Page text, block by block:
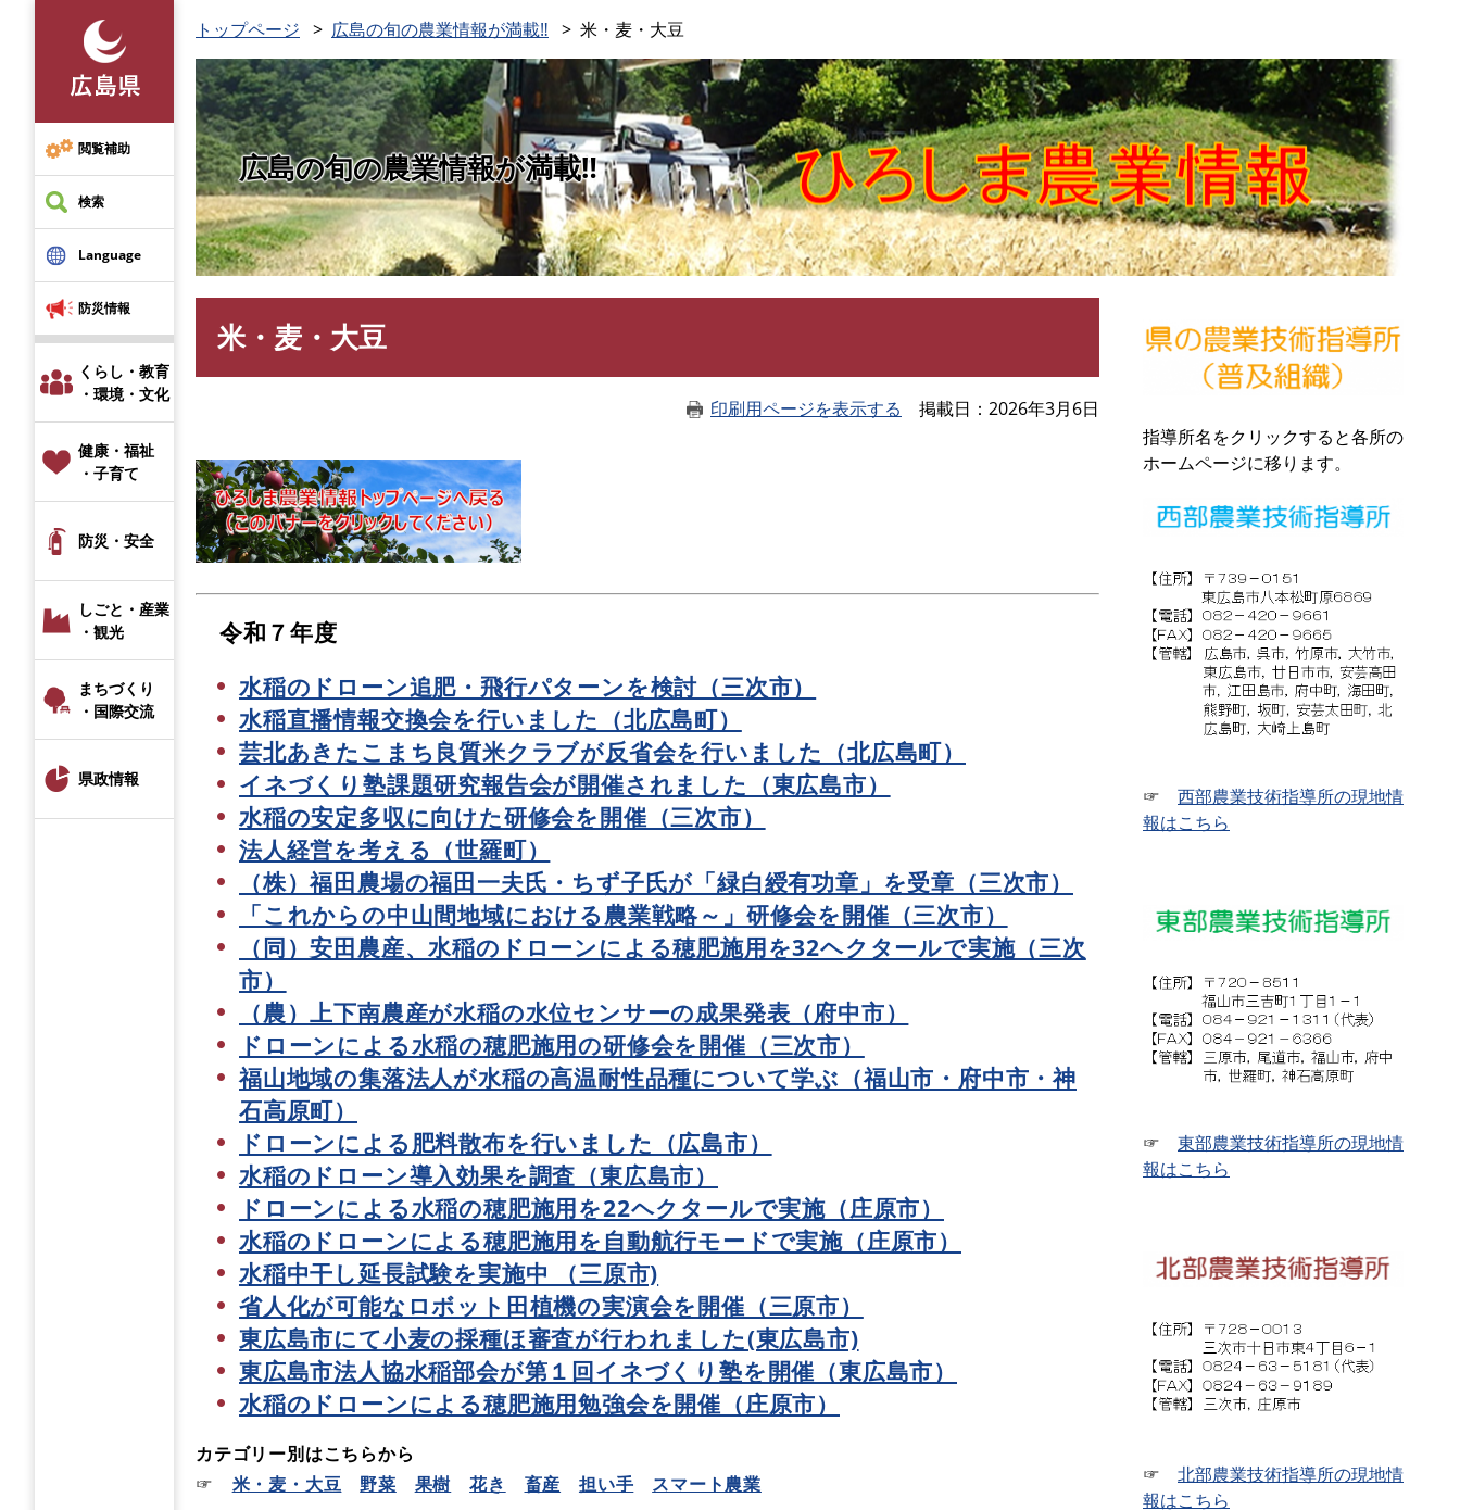
先
頭
で
す
閲覧補助
検索
Language
防災情報
くらし・教育
・環境・文化
健康・福祉
・子育て
防災・安全
しごと・産業
・観光
まちづくり
・国際交流
県政情報
トップページ 広島の旬の農業情報が満載‼ 米・麦・大豆
広島の旬の農業情報が満載‼
米・麦・大豆
印刷用ページを表示する 掲載日 2026年3月6日
令和７年度
水稲のドローン追肥・飛行パターンを検討（三次市）
​水稲直播情報交換会を行いました（北広島町）
芸北あきたこまち良質米クラブが反省会を行いました（北広島町）
イネづくり塾課題研究報告会が開催されました（東広島市）
水稲の安定多収に向けた研修会を開催（三次市）
法人経営を考える（世羅町）
（株）福田農場の福田一夫氏・ちず子氏が「緑白綬有功章」を受章（三次市）
「これからの中山間地域における農業戦略～」研修会を開催（三次市）
（同）安田農産、水稲のドローンによる穂肥施用を32ヘクタールで実施（三次
市）
（農）上下南農産が水稲の水位センサーの成果発表（府中市）
ドローンによる水稲の穂肥施用の研修会を開催（三次市）
福山地域の集落法人が水稲の高温耐性品種について学ぶ（福山市・府中市・神
石高原町）
ドローンによる肥料散布を行いました（広島市）
水稲のドローン導入効果を調査（東広島市）
ドローンによる水稲の穂肥施用を22ヘクタールで実施（庄原市）
水稲のドローンによる穂肥施用を自動航行モードで実施（庄原市）
水稲中干し延長試験を実施中 （三原市)
省人化が可能なロボット田植機の実演会を開催（三原市）
東広島市にて小麦の採種ほ審査が行われました(東広島市)
東広島市法人協水稲部会が第１回イネづくり塾を開催（東広島市）
水稲のドローンによる穂肥施用勉強会を開催（庄原市）
カテゴリー別はこちらから
☞ 米・麦・大豆 野菜 果樹 花き 畜産 担い手 スマート農業
指導所名をクリックすると各所の
ホームページに移ります。
☞ 西部農業技術指導所の現地情
報はこちら
☞ 東部農業技術指導所の現地情
報はこちら
☞ 北部農業技術指導所の現地情
報はこちら